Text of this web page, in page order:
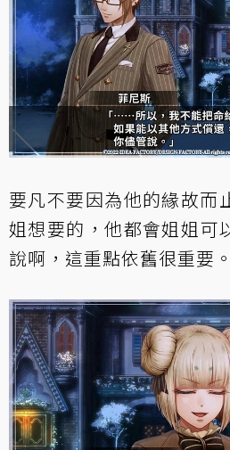
要凡不要因為他的緣故而
姐想要的，他都會姐姐可
說啊，這重點依舊很重要。